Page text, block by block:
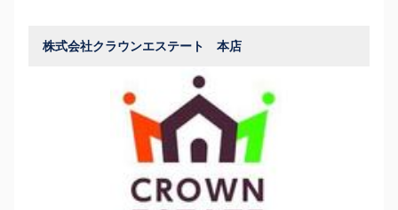
株式会社クラウンエステート 本店